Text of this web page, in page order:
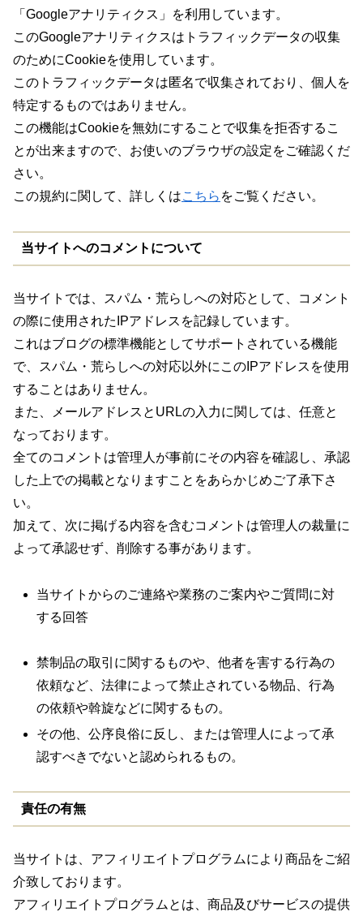
「Googleアナリティクス」を利用しています。
このGoogleアナリティクスはトラフィックデータの収集
のためにCookieを使用しています。
このトラフィックデータは匿名で収集されており、個人を
特定するものではありません。
この機能はCookieを無効にすることで収集を拒否するこ
とが出来ますので、お使いのブラウザの設定をご確認くだ
さい。
この規約に関して、詳しくはこちら をご覧ください。
当サイトへのコメントについて
当サイトでは、スパム・荒らしへの対応として、コメント
の際に使用されたIPアドレスを記録しています。
これはブログの標準機能としてサポートされている機能
で、スパム・荒らしへの対応以外にこのIPアドレスを使用
することはありません。
また、メールアドレスとURLの入力に関しては、任意と
なっております。
全てのコメントは管理人が事前にその内容を確認し、承認
した上での掲載となりますことをあらかじめご了承下さ
い。
加えて、次に掲げる内容を含むコメントは管理人の裁量に
よって承認せず、削除する事があります。
当サイトからのご連絡や業務のご案内やご質問に対
する回答
禁制品の取引に関するものや、他者を害する行為の
依頼など、法律によって禁止されている物品、行為
の依頼や斡旋などに関するもの。
その他、公序良俗に反し、または管理人によって承
認すべきでないと認められるもの。
責任の有無
当サイトは、アフィリエイトプログラムにより商品をご紹
介致しております。
アフィリエイトプログラムとは、商品及びサービスの提供